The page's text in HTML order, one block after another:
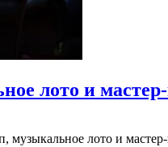
лото и
музыкальное лото и